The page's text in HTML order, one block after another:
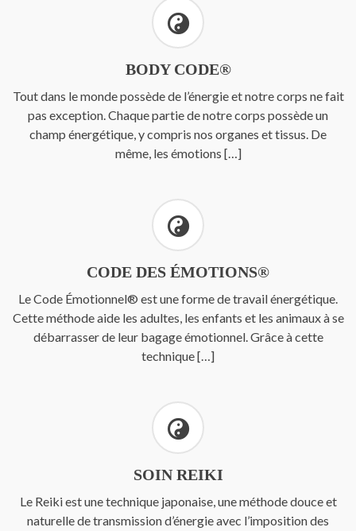
BODY CODE®
Tout dans le monde possède de l’énergie et notre corps ne fait
pas exception. Chaque partie de notre corps possède un
champ énergétique, y compris nos organes et tissus. De
même, les émotions […]
CODE DES ÉMOTIONS®
Le Code Émotionnel® est une forme de travail énergétique.
Cette méthode aide les adultes, les enfants et les animaux à se
débarrasser de leur bagage émotionnel. Grâce à cette
technique […]
SOIN REIKI
Le Reiki est une technique japonaise, une méthode douce et
naturelle de transmission d’énergie avec l’imposition des